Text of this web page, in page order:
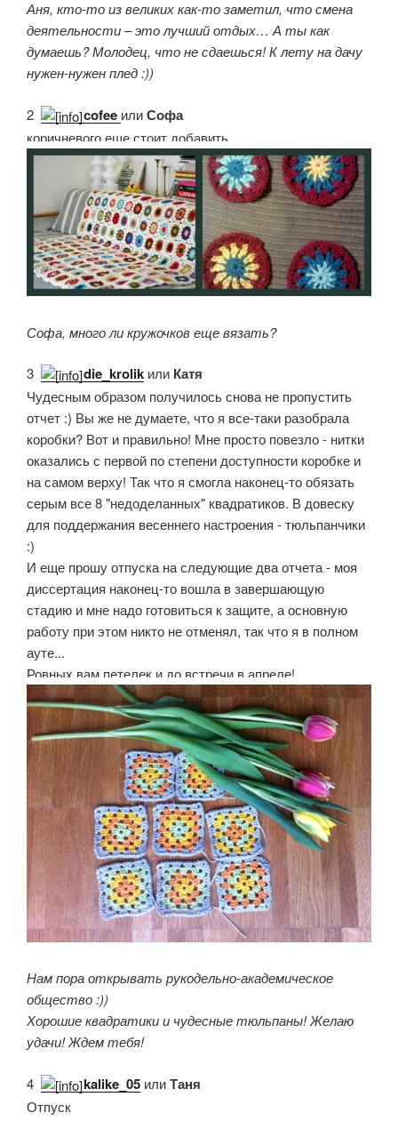
Аня, кто-то из великих как-то заметил, что смена
деятельности – это лучший отдых… А ты как
думаешь? Молодец, что не сдаешься! К лету на дачу
нужен-нужен плед :))
2. сofee илиСофа
коричневого еще стоит добавить
Софа, много ли кружочков еще вязать?
3. die_krolik или Катя
Чудесным образом получилось снова не пропустить
отчет :) Вы же не думаете, что я все-таки разобрала
коробки? Вот и правильно! Мне просто повезло - нитки
оказались с первой по степени доступности коробке и
на самом верху! Так что я смогла наконец-то обязать
серым все 8 "недоделанных" квадратиков. В довеску
для поддержания весеннего настроения - тюльпанчики
:)
И еще прошу отпуска на следующие два отчета - моя
диссертация наконец-то вошла в завершающую
стадию и мне надо готовиться к защите, а основную
работу при этом никто не отменял, так что я в полном
ауте...
Ровных вам петелек и до встречи в апреле!
Нам пора открывать рукодельно-академическое
общество :))
Хорошие квадратики и чудесные тюльпаны! Желаю
удачи! Ждем тебя!
4. kalike_05 илиТаня
Отпуск